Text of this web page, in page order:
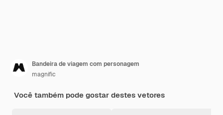
Bandeira de viagem com personagem
magnific
Você também pode gostar destes vetores